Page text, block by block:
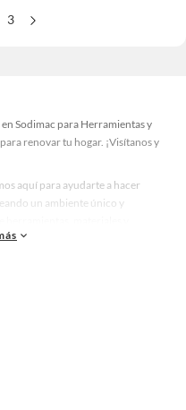
3
Sodimac para Herramientas y
renovar tu hogar. ¡Visítanos y
aquí para ayudarte a hacer
un ambiente único y
un espacio más tú.
estamos aquí para hacer
lo que tenemos para ofrecerte en
y máquinas en
para tus proyectos y
todo lo que tenemos para